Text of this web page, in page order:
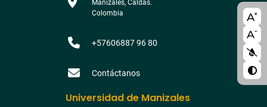
A11y
Manizales, Caldas.
Colombia
+57606887 96 80
Contáctanos
Universidad de Manizales